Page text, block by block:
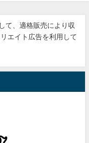
て、適格販売により収
エイト広告を利用して